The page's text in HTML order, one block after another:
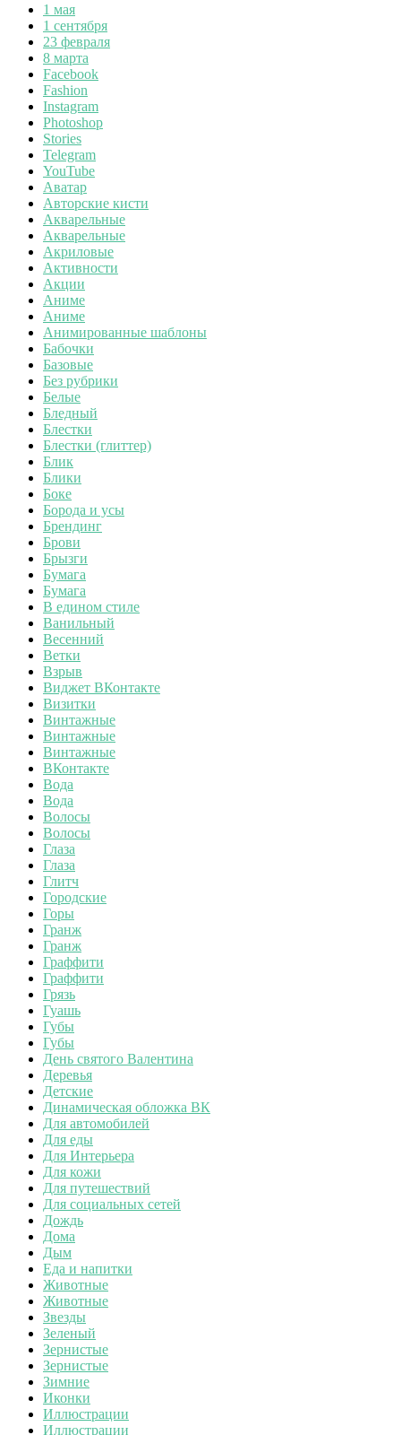
1 мая
1 сентября
23 февраля
8 марта
Facebook
Fashion
Instagram
Photoshop
Stories
Telegram
YouTube
Аватар
Авторские кисти
Акварельные
Акварельные
Акриловые
Активности
Акции
Аниме
Аниме
Анимированные шаблоны
Бабочки
Базовые
Без рубрики
Белые
Бледный
Блестки
Блестки (глиттер)
Блик
Блики
Боке
Борода и усы
Брендинг
Брови
Брызги
Бумага
Бумага
В едином стиле
Ванильный
Весенний
Ветки
Взрыв
Виджет ВКонтакте
Визитки
Винтажные
Винтажные
Винтажные
ВКонтакте
Вода
Вода
Волосы
Волосы
Глаза
Глаза
Глитч
Городские
Горы
Гранж
Гранж
Граффити
Граффити
Грязь
Гуашь
Губы
Губы
День святого Валентина
Деревья
Детские
Динамическая обложка ВК
Для автомобилей
Для еды
Для Интерьера
Для кожи
Для путешествий
Для социальных сетей
Дождь
Дома
Дым
Еда и напитки
Животные
Животные
Звезды
Зеленый
Зернистые
Зернистые
Зимние
Иконки
Иллюстрации
Иллюстрации